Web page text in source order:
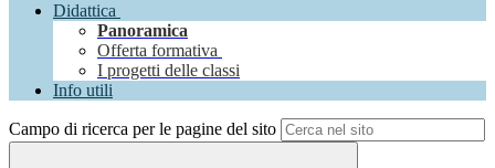
Didattica
Panoramica
Offerta formativa
I progetti delle classi
Info utili
Campo di ricerca per le pagine del sito